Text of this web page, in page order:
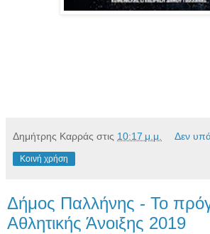
Δημήτρης Καρράς στις 10:17 μ.μ. Δεν
Κοινή χρήση
Δήμος Παλλήνης - Το
Αθλητικής Άνοιξης 2019